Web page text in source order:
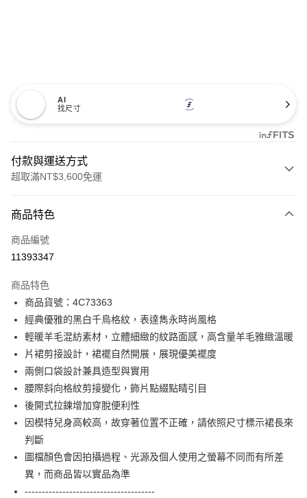
AI
找尺寸
付款與運送方式
超取滿NT$3,600免運
信用卡一次付款
信用卡分期付款
合作金庫商業銀行
華南商業銀行
上海商業儲蓄銀行
台北富邦商業銀行
國泰世華商業銀行
兆豐國際商業銀行
臺灣中小企業銀行
台中商業銀行
匯豐（台灣）商業銀行
聯邦商業銀行
元大商業銀行
永豐商業銀行
玉山商業銀行
台新國際商業銀行
中國信託商業銀行
台灣樂天信用卡公司
LINE Pay
Apple Pay
街口支付
AFTEE先享後付
相關說明
【關於「AFTEE先享後付」】
AFTEE先享後付是「在收到商品之後才付款」的支付方式。 讓您購物簡單
便利好安心！
１．簡單：不需註冊會員、不需綁卡、不需儲值。
２．便利：只要手機號碼，簡訊認證，即可結帳。
【「AFTEE先享後付」結帳流程】
付款後全家FamilyMart取貨
每筆NT$90，滿NT$3,600(含以上)免運費
商品特色
商品編號
11393347
商品特色
商品貨號：4C73363
經典優雅的黑白千鳥格紋，表達雋永時尚風格
輕暖羊毛混紡素材，立體細緻的紋路面感，高含量羊毛雅緻溫暖
片裙剪接設計，裙襬自然開展，展現優美襬度
兩側口袋設計兼具造型與實用
腰際斜向格紋剪接變化，飾片點綴點睛引目
後開式拉鍊增加穿脫便利性
因模特兒身高較高，故穿著位置不正確，請依照尺寸標示裙長來
判斷
圖檔顏色會因拍攝過程、光源及個人使用之螢幕不同而有所差
異，而商品皆以實品為準
--------------------------------------